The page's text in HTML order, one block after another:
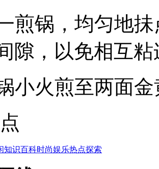
煎锅，均匀地
隙，以免相互粘
小火煎至两面
知识百科时尚娱乐热点探索